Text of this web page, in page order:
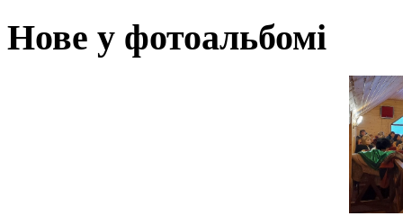
Нове у фотоальбомі